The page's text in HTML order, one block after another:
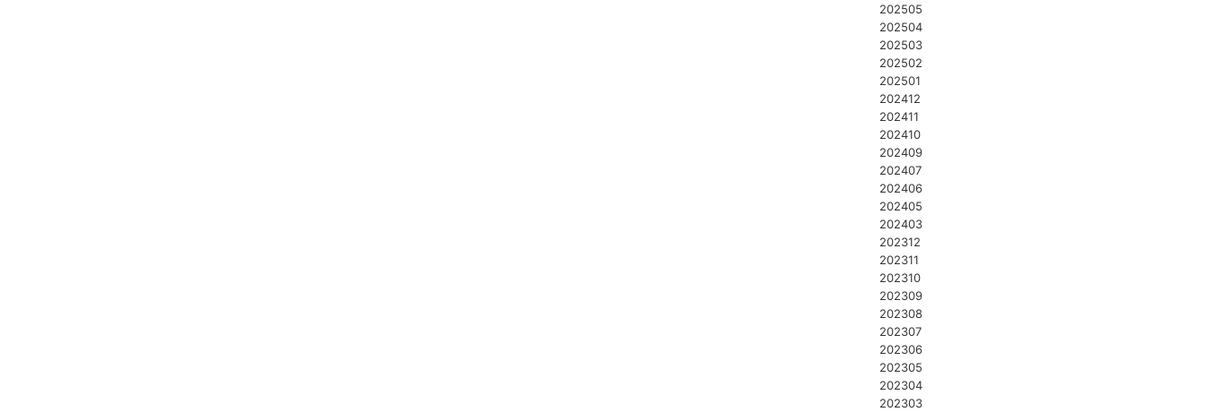
202505
202504
202503
202502
202501
202412
202411
202410
202409
202407
202406
202405
202403
202312
202311
202310
202309
202308
202307
202306
202305
202304
202303